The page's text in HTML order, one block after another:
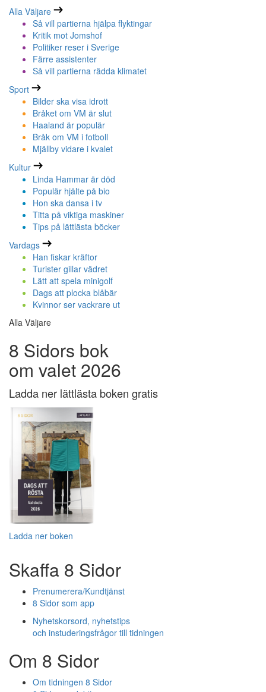
Alla Väljare
Så vill partierna hjälpa flyktingar
Kritik mot Jomshof
Politiker reser i Sverige
Färre assistenter
Så vill partierna rädda klimatet
Sport
Bilder ska visa idrott
Bråket om VM är slut
Haaland är populär
Bråk om VM i fotboll
Mjällby vidare i kvalet
Kultur
Linda Hammar är död
Populär hjälte på bio
Hon ska dansa i tv
Titta på viktiga maskiner
Tips på lättlästa böcker
Vardags
Han fiskar kräftor
Turister gillar vädret
Lätt att spela minigolf
Dags att plocka blåbär
Kvinnor ser vackrare ut
Alla Väljare
8 Sidors bok
om valet 2026
Ladda ner lättlästa boken gratis
Ladda ner boken
Skaffa 8 Sidor
Prenumerera/Kundtjänst
8 Sidor som app
Nyhetskorsord, nyhetstips
och instuderingsfrågor till tidningen
Om 8 Sidor
Om tidningen 8 Sidor